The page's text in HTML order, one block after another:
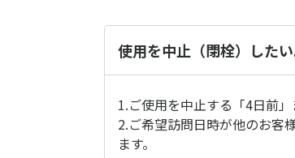
使用を中止（閉栓）したい
1.ご使用を中止する「4日前」
2.ご希望訪問日時が他のお客
ます。